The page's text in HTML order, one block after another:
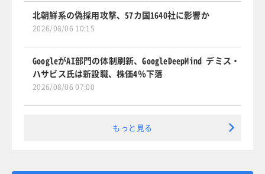
北朝鮮系の偽採用攻撃、57カ国1640社に影響か
2026/08/06 10:15
GoogleがAI部門の体制刷新、GoogleDeepMind デミス・
ハサビス氏は新設職、株価4％下落
2026/08/06 07:00
もっと見る